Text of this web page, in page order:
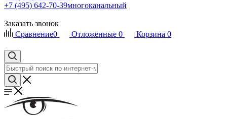
+7 (495) 642-70-39многоканальный
Заказать звонок
Сравнение0 Отложенные 0 Корзина 0